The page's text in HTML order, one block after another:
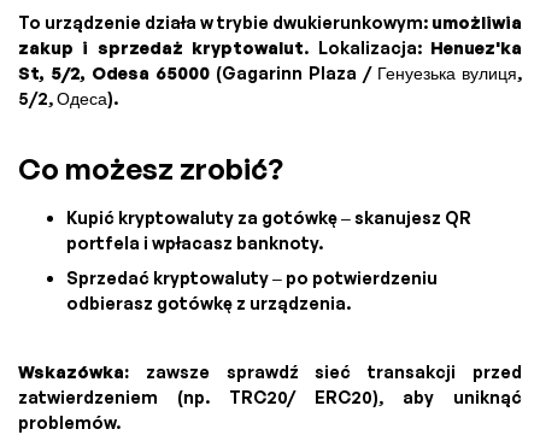
To urządzenie działa w trybie dwukierunkowym: umożliwia
zakup i sprzedaż kryptowalut. Lokalizacja: Henuez'ka
St, 5/2, Odesa 65000 (Gagarinn Plaza / Генуезька вулиця,
5/2, Одеса).
Co możesz zrobić?
Kupić kryptowaluty za gotówkę – skanujesz QR
portfela i wpłacasz banknoty.
Sprzedać kryptowaluty – po potwierdzeniu
odbierasz gotówkę z urządzenia.
Wskazówka: zawsze sprawdź sieć transakcji przed
zatwierdzeniem (np. TRC20/ ERC20), aby uniknąć
problemów.